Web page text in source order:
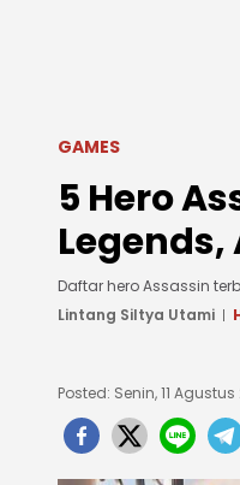
GAMES
5 Hero
Daftar hero Assassin
Lintang Siltya Utami
Posted: Senin, 11 Agustus